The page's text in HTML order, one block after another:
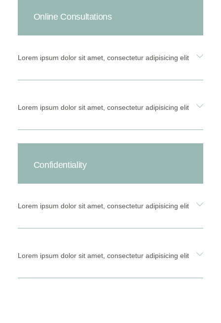
Online Consultations
Lorem ipsum dolor sit amet, consectetur adipisicing elit
Lorem ipsum dolor sit amet, consectetur adipisicing elit
Confidentiality
Lorem ipsum dolor sit amet, consectetur adipisicing elit
Lorem ipsum dolor sit amet, consectetur adipisicing elit